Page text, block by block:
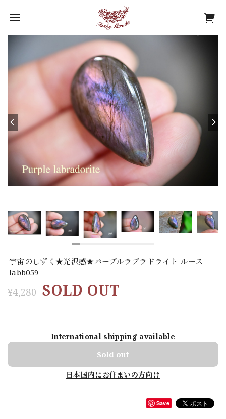
宇宙のしずく★光沢感★パープルラブラドライト ルース
labb059
¥4,280 SOLD OUT
International shipping available
Sold out
日本国内にお住まいの方向け
Save